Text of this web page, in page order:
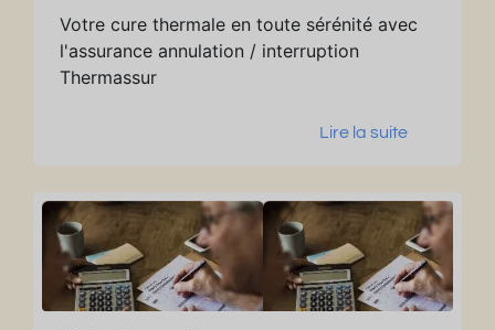
Votre cure thermale en toute sérénité avec
l'assurance annulation / interruption
Thermassur
Lire la suite